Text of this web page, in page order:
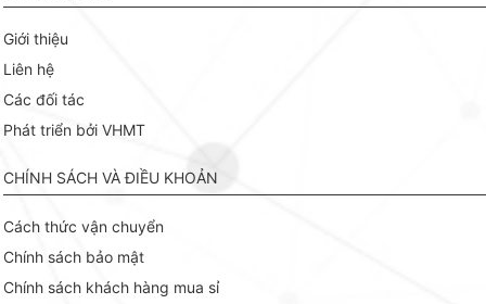
Giới thiệu
Liên hệ
Các đối tác
Phát triển bởi VHMT
CHÍNH SÁCH VÀ ĐIỀU KHOẢN
Cách thức vận chuyển
Chính sách bảo mật
Chính sách khách hàng mua sỉ